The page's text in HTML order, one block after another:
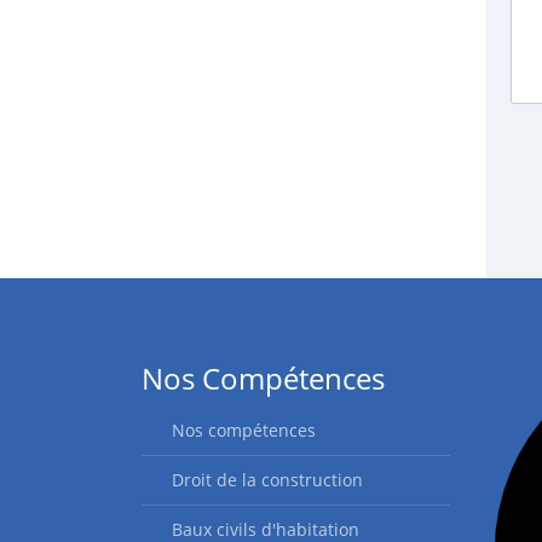
Nos Compétences
Nos compétences
Droit de la construction
Baux civils d'habitation